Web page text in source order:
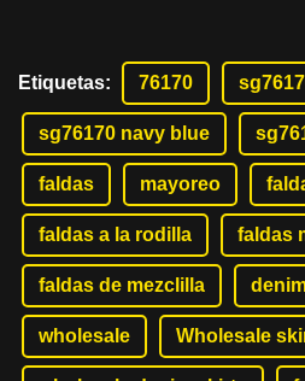
Etiquetas: 76170
sg76170 navy blue
faldas mayoreo
faldas a la rodilla faldas
faldas de mezclilla
wholesale Wholesale